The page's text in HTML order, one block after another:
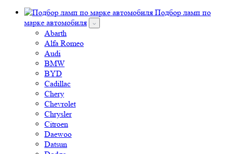
Подбор ламп по
марке автомобиля
Abarth
Alfa Romeo
Audi
BMW
BYD
Cadillac
Chery
Chevrolet
Chrysler
Citroen
Daewoo
Datsun